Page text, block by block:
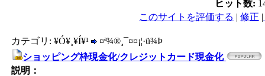
ヒット数:
このサイトを評価する | 修正 |
カテゴリ: ¥Ó¥¸¥Í¥¹
¤ª¾®¸¯¤¤¡¦·ü¾Þ
ショッピング枠現金化/クレジットカード現金化
説明：